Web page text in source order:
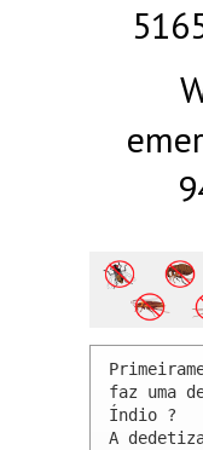
faz uma
Índio ?
A